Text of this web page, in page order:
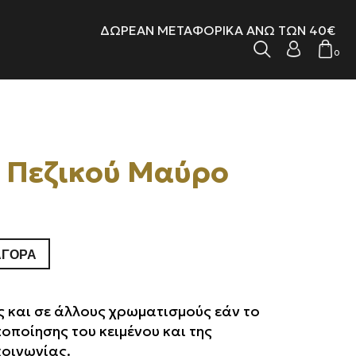
ΔΩΡΕΑΝ ΜΕΤΑΦΟΡΙΚΑ ΑΝΩ ΤΩΝ 40€
0
Πεζικού Μαύρο
και σε άλλους χρωματισμούς εάν το
του κειμένου και της